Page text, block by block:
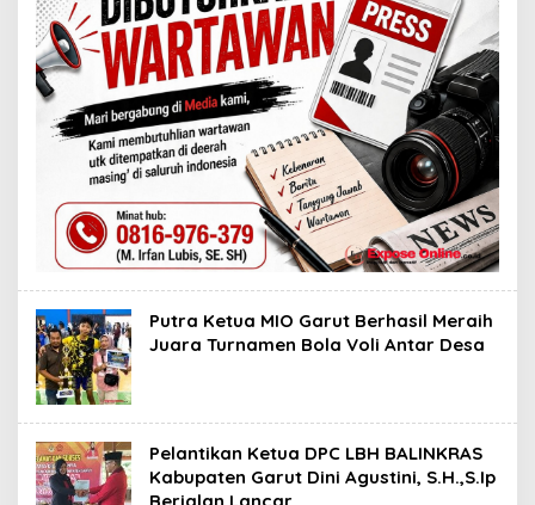
Putra Ketua MIO Garut Berhasil Meraih
Juara Turnamen Bola Voli Antar Desa
Pelantikan Ketua DPC LBH BALINKRAS
Kabupaten Garut Dini Agustini, S.H.,S.Ip